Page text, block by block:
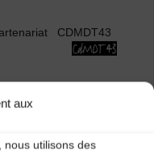
aux
nous utilisons des
CDMDT43
samedi du mois
et tous âges.
D’INSCRITS.